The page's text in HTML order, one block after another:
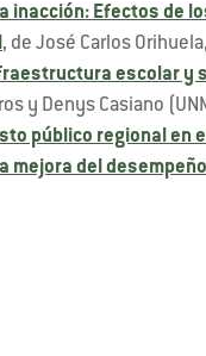
inacción: Efectos de
, de José Carlos
escolar y
y Denys Casiano
público regional en
mejora del